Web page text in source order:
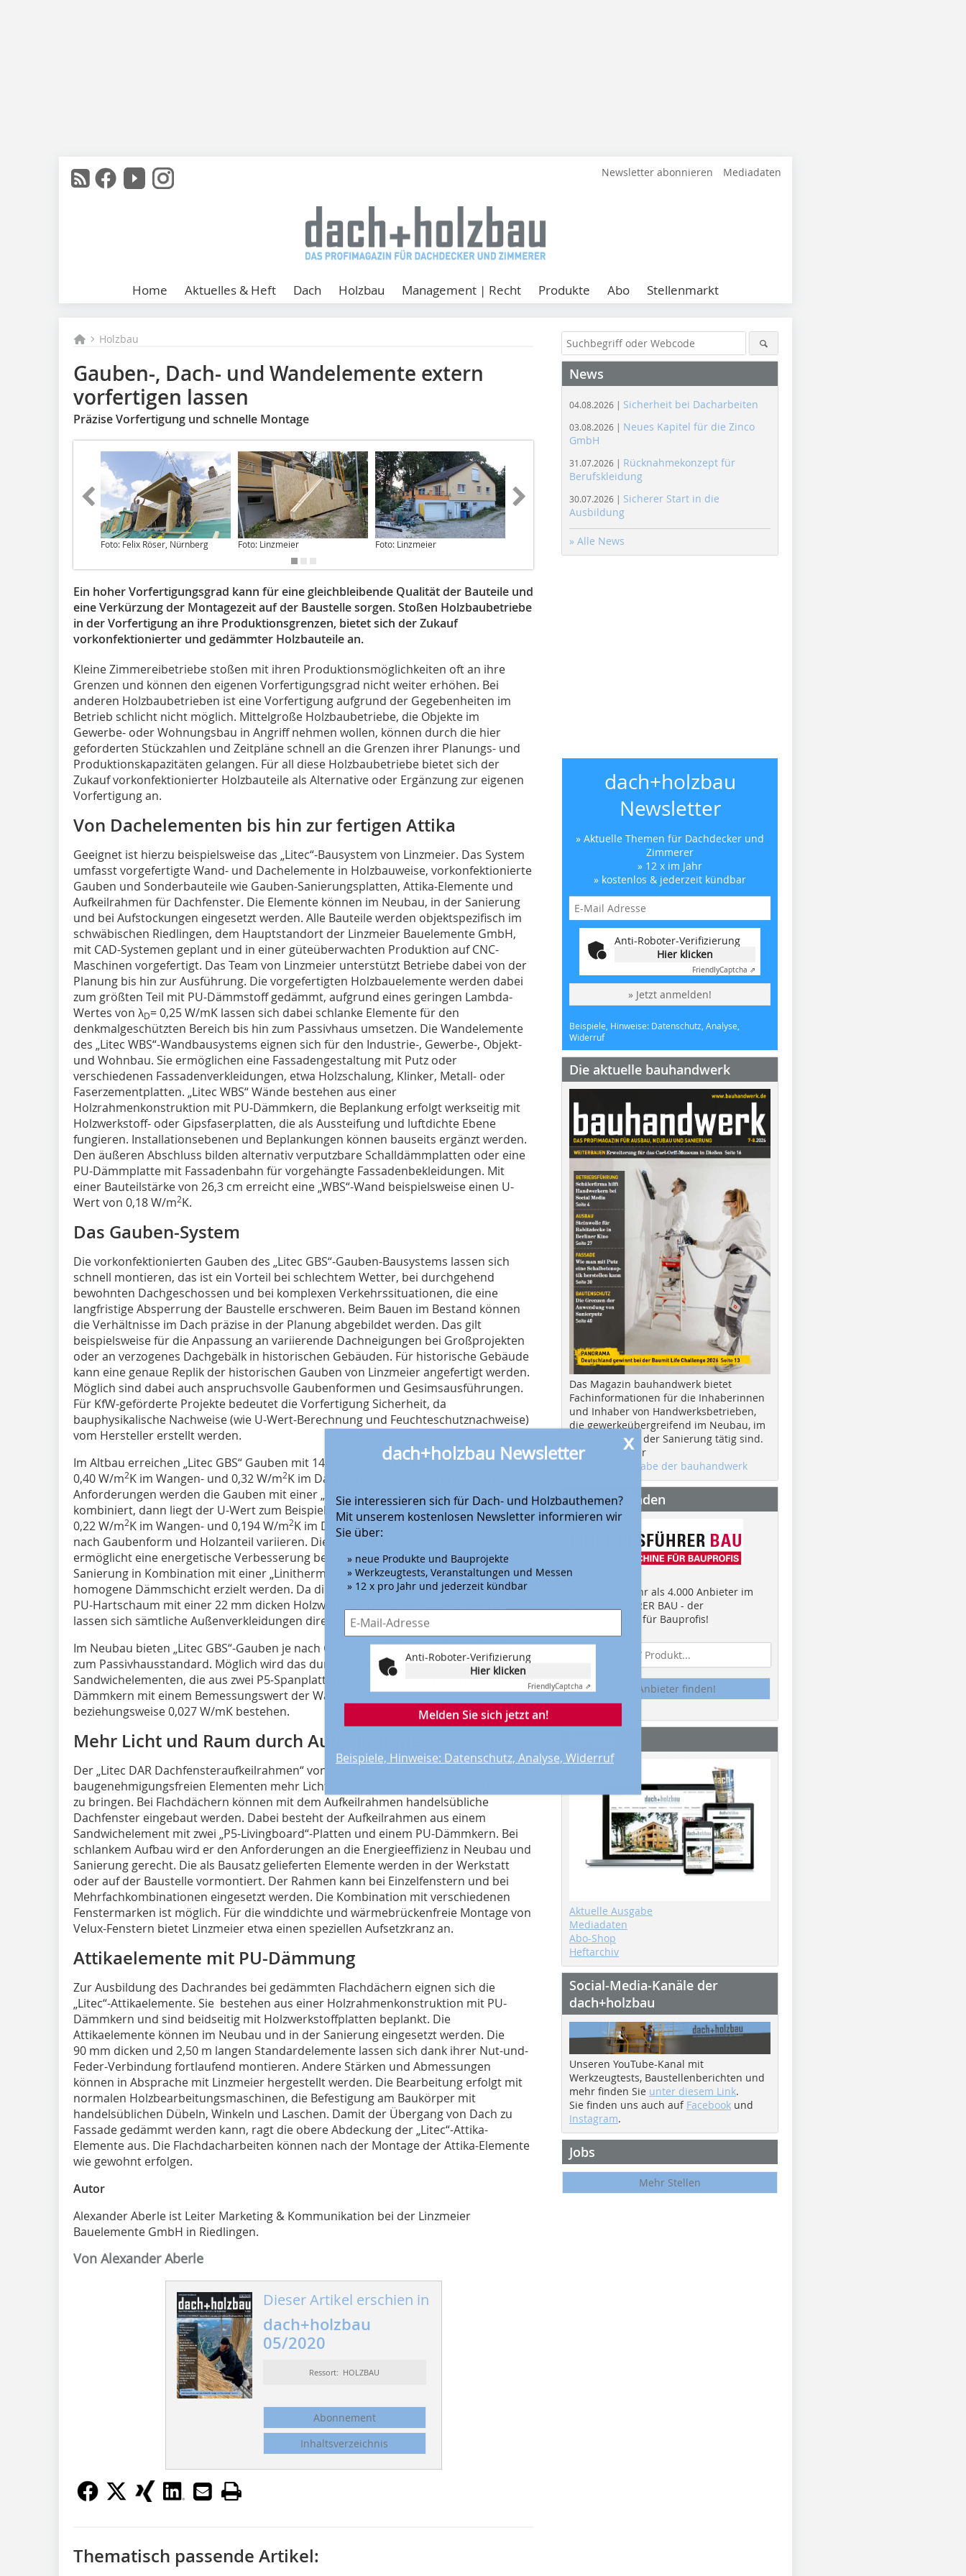
Newsletter abonnieren Mediadaten
Home Aktuelles & Heft Dach Holzbau Management | Recht Produkte Abo Stellenmarkt
Holzbau
Gauben-, Dach- und Wandelemente extern
vorfertigen lassen
Präzise Vorfertigung und schnelle Montage
Foto: Felix Röser, Nürnberg Foto: Linzmeier Foto: Linzmeier Foto: Linzmeier
Ein hoher Vorfertigungsgrad kann für eine gleichbleibende Qualität der Bauteile und
eine Verkürzung der Montagezeit auf der Baustelle sorgen. Stoßen Holzbaubetriebe
in der Vorfertigung an ihre Produktionsgrenzen, bietet sich der Zukauf
vorkonfektionierter und gedämmter Holzbauteile an.
Kleine Zimmereibetriebe stoßen mit ihren Produktionsmöglichkeiten oft an ihre
Grenzen und können den eigenen Vorfertigungsgrad nicht weiter erhöhen. Bei
anderen Holzbaubetrieben ist eine Vorfertigung aufgrund der Gegebenheiten im
Betrieb schlicht nicht möglich. Mittelgroße Holzbaubetriebe, die Objekte im
Gewerbe- oder Wohnungsbau in Angriff nehmen wollen, können durch die hier
geforderten Stückzahlen und Zeitpläne schnell an die Grenzen ihrer Planungs- und
Produktionskapazitäten gelangen. Für all diese Holzbaubetriebe bietet sich der
Zukauf vorkonfektionierter Holzbauteile als Alternative oder Ergänzung zur eigenen
Vorfertigung an.
Von Dachelementen bis hin zur fertigen Attika
Geeignet ist hierzu beispielsweise das „Litec“-Bausystem von Linzmeier. Das System
umfasst vorgefertigte Wand- und Dachelemente in Holzbauweise, vorkonfektionierte
Gauben und Sonderbauteile wie Gauben-Sanierungsplatten, Attika-Elemente und
Aufkeilrahmen für Dachfenster. Die Elemente können im Neubau, in der Sanierung
und bei Aufstockungen eingesetzt werden. Alle Bauteile werden objektspezifisch im
schwäbischen Riedlingen, dem Hauptstandort der Linzmeier Bauelemente GmbH,
mit CAD-Systemen geplant und in einer güteüberwachten Produktion auf CNC-
Maschinen vorgefertigt. Das Team von Linzmeier unterstützt Betriebe dabei von der
Planung bis hin zur Ausführung. Die vorgefertigten Holzbauelemente werden dabei
zum größten Teil mit PU-Dämmstoff gedämmt, aufgrund eines geringen Lambda-
Wertes von λD= 0,25 W/mK lassen sich dabei schlanke Elemente für den
denkmalgeschützten Bereich bis hin zum Passivhaus umsetzen. Die Wandelemente
des „Litec WBS“-Wandbausystems eignen sich für den Industrie-, Gewerbe-, Objekt-
und Wohnbau. Sie ermöglichen eine Fassadengestaltung mit Putz oder
verschiedenen Fassadenverkleidungen, etwa Holzschalung, Klinker, Metall- oder
Faserzementplatten. „Litec WBS“ Wände bestehen aus einer
Holzrahmenkonstruktion mit PU-Dämmkern, die Beplankung erfolgt werkseitig mit
Holzwerkstoff- oder Gipsfaserplatten, die als Aussteifung und luftdichte Ebene
fungieren. Installationsebenen und Beplankungen können bauseits ergänzt werden.
Den äußeren Abschluss bilden alternativ verputzbare Schalldämmplatten oder eine
PU-Dämmplatte mit Fassadenbahn für vorgehängte Fassadenbekleidungen. Mit
einer Bauteilstärke von 26,3 cm erreicht eine „WBS“-Wand beispielsweise einen U-
Wert von 0,18 W/m2K.
Das Gauben-System
Die vorkonfektionierten Gauben des „Litec GBS“-Gauben-Bausystems lassen sich
schnell montieren, das ist ein Vorteil bei schlechtem Wetter, bei durchgehend
bewohnten Dachgeschossen und bei komplexen Verkehrssituationen, die eine
langfristige Absperrung der Baustelle erschweren. Beim Bauen im Bestand können
die Verhältnisse im Dach präzise in der Planung abgebildet werden. Das gilt
beispielsweise für die Anpassung an variierende Dachneigungen bei Großprojekten
oder an verzogenes Dachgebälk in historischen Gebäuden. Für historische Gebäude
kann eine genaue Replik der historischen Gauben von Linzmeier angefertigt werden.
Möglich sind dabei auch anspruchsvolle Gaubenformen und Gesimsausführungen.
Für KfW-geförderte Projekte bedeutet die Vorfertigung Sicherheit, da
bauphysikalische Nachweise (wie U-Wert-Berechnung und Feuchteschutznachweise)
vom Hersteller erstellt werden.
Im Altbau erreichen „Litec GBS“ Gauben mit 144 mm Bauteildicke einen U-Wert von
0,40 W/m2K im Wangen- und 0,32 W/m2K im Dachbereich. Bei höheren U-Wert-
Anforderungen werden die Gauben mit einer „Gaubensanierungsplatte“ (GS)
kombiniert, dann liegt der U-Wert zum Beispiel bei einer Dicke von 206 mm bei
0,22 W/m2K im Wangen- und 0,194 W/m2K im Dachbereich. Die U-Werte können je
nach Gaubenform und Holzanteil variieren. Die „Litec GS-Gaubensanierungsplatte“
ermöglicht eine energetische Verbesserung bestehender Gauben. So kann bei der
Sanierung in Kombination mit einer „Linitherm“ Aufsparrendämmung eine
homogene Dämmschicht erzielt werden. Da die Dämmung der Sanierungsplatte aus
PU-Hartschaum mit einer 22 mm dicken Holzwerkstoffplatte als Deckschicht besteht,
lassen sich sämtliche Außenverkleidungen direkt darauf montieren.
Im Neubau bieten „Litec GBS“-Gauben je nach Gaubenausführung U-Werte bis hin
zum Passivhausstandard. Möglich wird das durch einen Aufbau aus
Sandwichelementen, die aus zwei P5-Spanplatten („Livingboard“) und einem PU-
Dämmkern mit einem Bemessungswert der Wärmeleitfähigkeit von 0,026
beziehungsweise 0,027 W/mK bestehen.
Mehr Licht und Raum durch Aufkeilrahmen
Der „Litec DAR Dachfensteraufkeilrahmen“ von Linzmeier ermöglicht es, mit
baugenehmigungsfreien Elementen mehr Licht und Raum in flach geneigte Dächer
zu bringen. Bei Flachdächern können mit dem Aufkeilrahmen handelsübliche
Dachfenster eingebaut werden. Dabei besteht der Aufkeilrahmen aus einem
Sandwichelement mit zwei „P5-Livingboard“-Platten und einem PU-Dämmkern. Bei
schlankem Aufbau wird er den Anforderungen an die Energieeffizienz in Neubau und
Sanierung gerecht. Die als Bausatz gelieferten Elemente werden in der Werkstatt
oder auf der Baustelle vormontiert. Der Rahmen kann bei Einzelfenstern und bei
Mehrfachkombinationen eingesetzt werden. Die Kombination mit verschiedenen
Fenstermarken ist möglich. Für die winddichte und wärmebrückenfreie Montage von
Velux-Fenstern bietet Linzmeier etwa einen speziellen Aufsetzkranz an.
Attikaelemente mit PU-Dämmung
Zur Ausbildung des Dachrandes bei gedämmten Flachdächern eignen sich die
„Litec“-Attikaelemente. Sie bestehen aus einer Holzrahmenkonstruktion mit PU-
Dämmkern und sind beidseitig mit Holzwerkstoffplatten beplankt. Die
Attikaelemente können im Neubau und in der Sanierung eingesetzt werden. Die
90 mm dicken und 2,50 m langen Standardelemente lassen sich dank ihrer Nut-und-
Feder-Verbindung fortlaufend montieren. Andere Stärken und Abmessungen
können in Absprache mit Linzmeier hergestellt werden. Die Bearbeitung erfolgt mit
normalen Holzbearbeitungsmaschinen, die Befestigung am Baukörper mit
handelsüblichen Dübeln, Winkeln und Laschen. Damit der Übergang von Dach zu
Fassade gedämmt werden kann, ragt die obere Abdeckung der „Litec“-Attika-
Elemente aus. Die Flachdacharbeiten können nach der Montage der Attika-Elemente
wie gewohnt erfolgen.
Autor
Alexander Aberle ist Leiter Marketing & Kommunikation bei der Linzmeier
Bauelemente GmbH in Riedlingen.
Von Alexander Aberle
Dieser Artikel erschien in
dach+holzbau
05/2020
Ressort: HOLZBAU
Abonnement
Inhaltsverzeichnis
x
dach+holzbau Newsletter
Sie interessieren sich für Dach- und Holzbauthemen?
Mit unserem kostenlosen Newsletter informieren wir
Sie über:
» neue Produkte und Bauprojekte
» Werkzeugtests, Veranstaltungen und Messen
» 12 x pro Jahr und jederzeit kündbar
Anti-Roboter-Verifizierung
Hier klicken
FriendlyCaptcha ⇗
Melden Sie sich jetzt an!
Beispiele, Hinweise: Datenschutz, Analyse, Widerruf
Thematisch passende Artikel:
News
04.08.2026 | Sicherheit bei Dacharbeiten
03.08.2026 | Neues Kapitel für die Zinco
GmbH
31.07.2026 | Rücknahmekonzept für
Berufskleidung
30.07.2026 | Sicherer Start in die
Ausbildung
» Alle News
dach+holzbau
Newsletter
» Aktuelle Themen für Dachdecker und
Zimmerer
» 12 x im Jahr
» kostenlos & jederzeit kündbar
Anti-Roboter-Verifizierung
Hier klicken
FriendlyCaptcha ⇗
» Jetzt anmelden!
Beispiele, Hinweise: Datenschutz, Analyse,
Widerruf
Die aktuelle bauhandwerk
Das Magazin bauhandwerk bietet
Fachinformationen für die Inhaberinnen
und Inhaber von Handwerksbetrieben,
die gewerkeübergreifend im Neubau, im
Ausbau und in der Sanierung tätig sind.
Hier geht es zur
aktuellen Ausgabe der bauhandwerk
Anbieter finden
Finden Sie mehr als 4.000 Anbieter im
EINKAUFSFÜHRER BAU - der
Suchmaschine für Bauprofis!
Anbieter finden!
Aktuelle Ausgabe
Mediadaten
Abo-Shop
Heftarchiv
Social-Media-Kanäle der
dach+holzbau
Unseren YouTube-Kanal mit
Werkzeugtests, Baustellenberichten und
mehr finden Sie unter diesem Link.
Sie finden uns auch auf Facebook und
Instagram.
Jobs
Mehr Stellen